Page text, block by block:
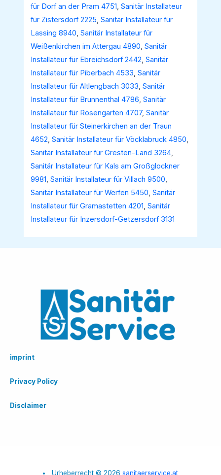
für Dorf an der Pram 4751,Sanitär Installateur
für Zistersdorf 2225,Sanitär Installateur für
Lassing 8940,Sanitär Installateur für
Weißenkirchen im Attergau 4890,Sanitär
Installateur für Ebreichsdorf 2442,Sanitär
Installateur für Piberbach 4533,Sanitär
Installateur für Altlengbach 3033,Sanitär
Installateur für Brunnenthal 4786,Sanitär
Installateur für Rosengarten 4707,Sanitär
Installateur für Steinerkirchen an der Traun
4652,Sanitär Installateur für Vöcklabruck 4850,
Sanitär Installateur für Gresten-Land 3264,
Sanitär Installateur für Kals am Großglockner
9981,Sanitär Installateur für Villach 9500,
Sanitär Installateur für Werfen 5450,Sanitär
Installateur für Gramastetten 4201,Sanitär
Installateur für Inzersdorf-Getzersdorf 3131
imprint
Privacy Policy
Disclaimer
Urheberrecht © 2026sanitaerservice.at